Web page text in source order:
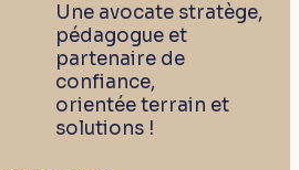
Une avocate stratège,
pédagogue et
partenaire de
confiance,
orientée terrain et
solutions !